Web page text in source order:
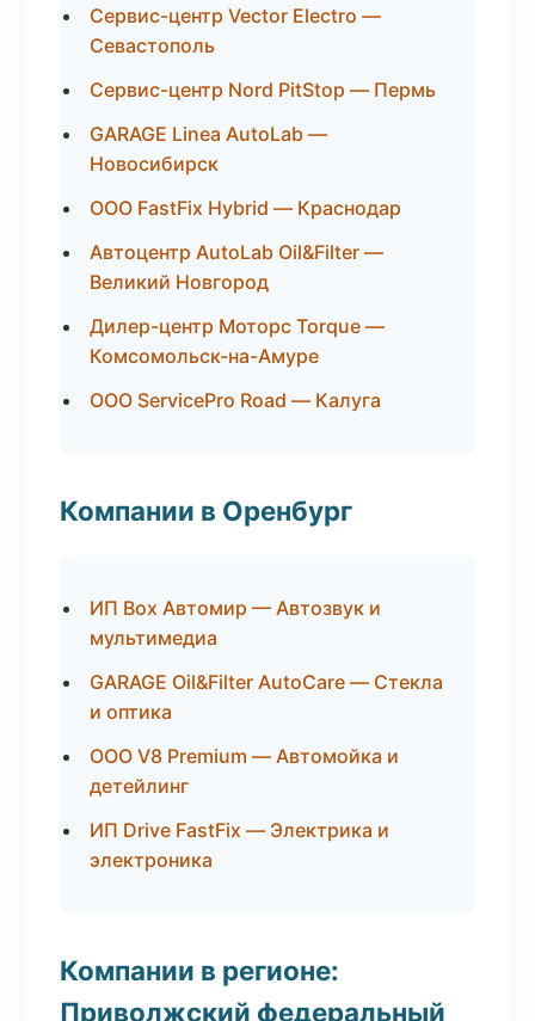
Сервис-центр Vector Electro —
Севастополь
Сервис-центр Nord PitStop — Пермь
GARAGE Linea AutoLab —
Новосибирск
ООО FastFix Hybrid — Краснодар
Автоцентр AutoLab Oil&Filter —
Великий Новгород
Дилер-центр Моторс Torque —
Комсомольск-на-Амуре
ООО ServicePro Road — Калуга
Компании в Оренбург
ИП Box Автомир — Автозвук и
мультимедиа
GARAGE Oil&Filter AutoCare — Стекла
и оптика
ООО V8 Premium — Автомойка и
детейлинг
ИП Drive FastFix — Электрика и
электроника
Компании в регионе:
Приволжский федеральный